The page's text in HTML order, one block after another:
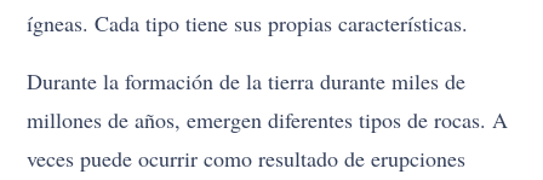
ígneas. Cada tipo tiene sus propias características.
Durante la formación de la tierra durante miles de
millones de años, emergen diferentes tipos de rocas. A
veces puede ocurrir como resultado de erupciones